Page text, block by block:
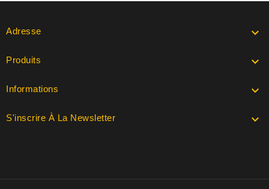
Adresse 
Produits 
Informations 
S'inscrire À La Newsletter 